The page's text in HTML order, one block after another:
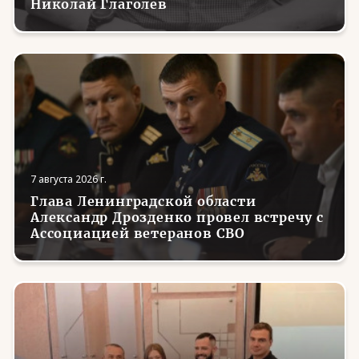
Николай Глаголев
7 августа 2026 г.
Глава Ленинградской области
Александр Дрозденко провел встречу с
Ассоциацией ветеранов СВО